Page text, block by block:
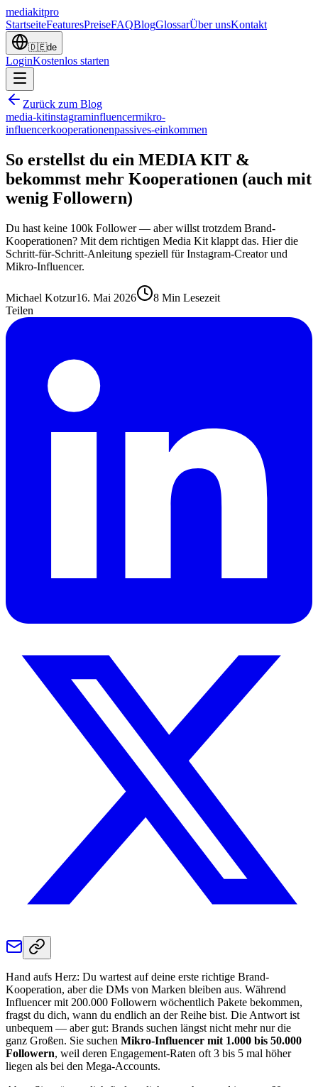
mediakitpro
StartseiteFeaturesPreiseFAQBlogGlossarÜber unsKontakt
🇩🇪de
LoginKostenlos starten
Zurück zum Blog
media-kitinstagraminfluencermikro-
influencerkooperationenpassives-einkommen
So erstellst du ein MEDIA KIT &
bekommst mehr Kooperationen (auch mit
wenig Followern)
Du hast keine 100k Follower — aber willst trotzdem Brand-
Kooperationen? Mit dem richtigen Media Kit klappt das. Hier die
Schritt-für-Schritt-Anleitung speziell für Instagram-Creator und
Mikro-Influencer.
Michael Kotzur16. Mai 2026 8 Min Lesezeit
Teilen
Hand aufs Herz: Du wartest auf deine erste richtige Brand-
Kooperation, aber die DMs von Marken bleiben aus. Während
Influencer mit 200.000 Followern wöchentlich Pakete bekommen,
fragst du dich, wann du endlich an der Reihe bist. Die Antwort ist
unbequem — aber gut: Brands suchen längst nicht mehr nur die
ganz Großen. Sie suchen Mikro-Influencer mit 1.000 bis 50.000
Followern, weil deren Engagement-Raten oft 3 bis 5 mal höher
liegen als bei den Mega-Accounts.